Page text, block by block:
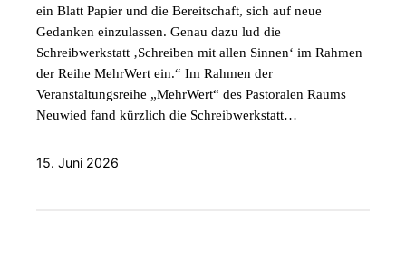
ein Blatt Papier und die Bereitschaft, sich auf neue
Gedanken einzulassen. Genau dazu lud die
Schreibwerkstatt ‚Schreiben mit allen Sinnen‘ im Rahmen
der Reihe MehrWert ein.“ Im Rahmen der
Veranstaltungsreihe „MehrWert“ des Pastoralen Raums
Neuwied fand kürzlich die Schreibwerkstatt…
15. Juni 2026